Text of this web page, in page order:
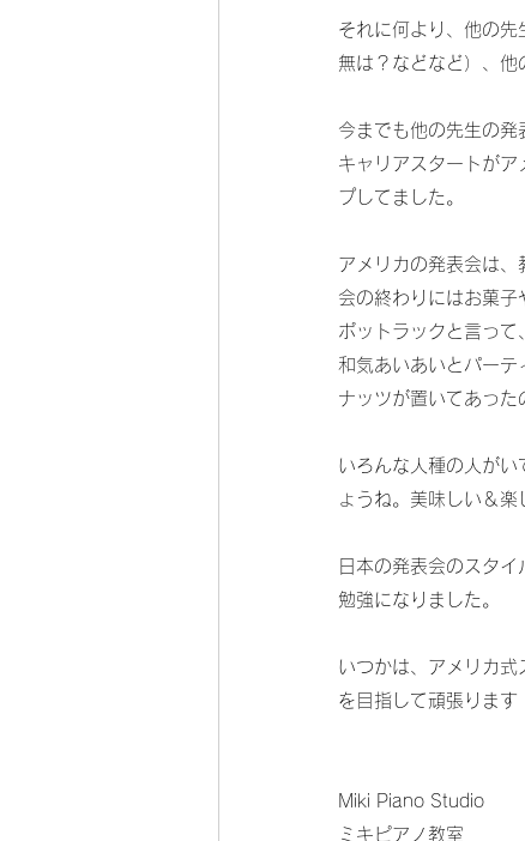
それに何より、他の
無は？などなど）、他
今までも他の先生の
キャリアスタートが
プしてました。
アメリカの発表会は
会の終わりにはお菓子
ポットラックと言って
和気あいあいとパーテ
ナッツが置いてあった
いろんな人種の人が
ょうね。美味しい＆楽
日本の発表会のスタ
勉強になりました。
いつかは、アメリカ
を目指して頑張ります
Miki Piano Studio
ミキピアノ教室